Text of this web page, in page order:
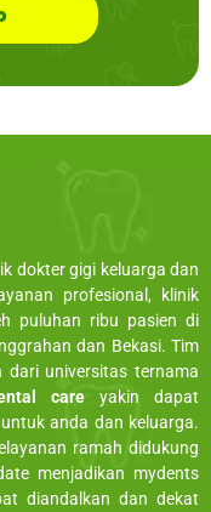
dokter gigi keluarga dan
profesional, klinik
puluhan ribu pasien di
dan Bekasi. Tim
dari universitas ternama
careyakin dapat
anda dan keluarga.
ramah didukung
menjadikan mydents
diandalkan dan dekat